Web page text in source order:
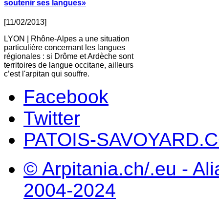
soutenir ses langues»
[11/02/2013]
LYON | Rhône-Alpes a une situation
particulière concernant les langues
régionales : si Drôme et Ardèche sont
territoires de langue occitane, ailleurs
c’est l'arpitan qui souffre.
Facebook
Twitter
PATOIS-
© Arpitania.ch/.eu -
2004-2024